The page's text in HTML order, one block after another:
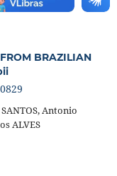
BRAZILIAN
Antonio
ALVES